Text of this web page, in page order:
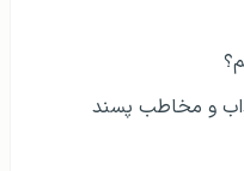
جذاب و مخاطب پسند